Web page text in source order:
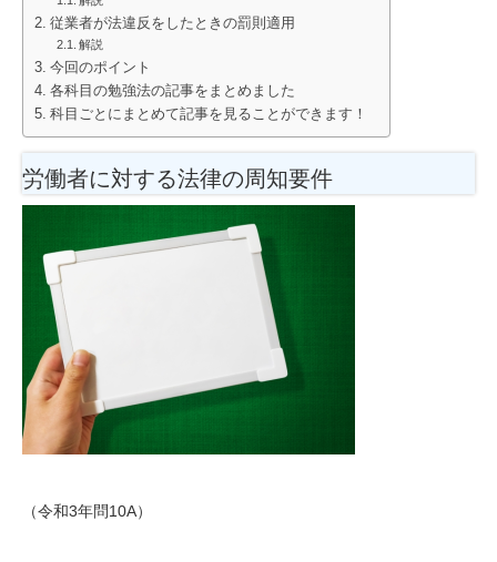
従業者が法違反をしたときの罰則適用
解説
今回のポイント
各科目の勉強法の記事をまとめました
科目ごとにまとめて記事を見ることができます！
労働者に対する法律の周知要件
（令和3年問10A）